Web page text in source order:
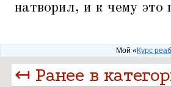
натворил, и к чему это
Мой « Курс
↤ Ранее в